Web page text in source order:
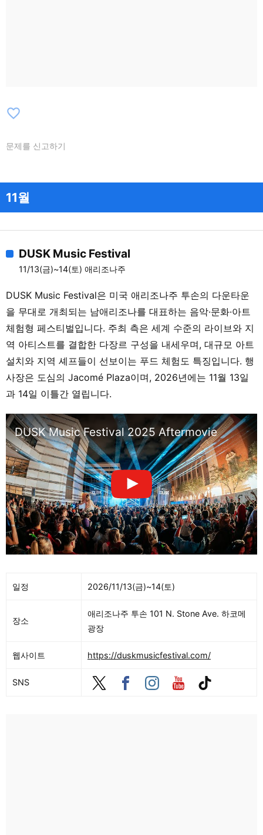
favorite_border
문제를 신고하기
11월
DUSK Music Festival
11/13(금)~14(토) 애리조나주
DUSK Music Festival은 미국 애리조나주 투손의 다운타운
을 무대로 개최되는 남애리조나를 대표하는 음악·문화·아트
체험형 페스티벌입니다. 주최 측은 세계 수준의 라이브와 지
역 아티스트를 결합한 다장르 구성을 내세우며, 대규모 아트
설치와 지역 셰프들이 선보이는 푸드 체험도 특징입니다. 행
사장은 도심의 Jacomé Plaza이며, 2026년에는 11월 13일
과 14일 이틀간 열립니다.
DUSK Music Festival 2025 Aftermovie
일정 2026/11/13(금)~14(토)
장소
애리조나주 투손 101 N. Stone Ave. 하코메
광장
웹사이트 https://duskmusicfestival.com/
SNS